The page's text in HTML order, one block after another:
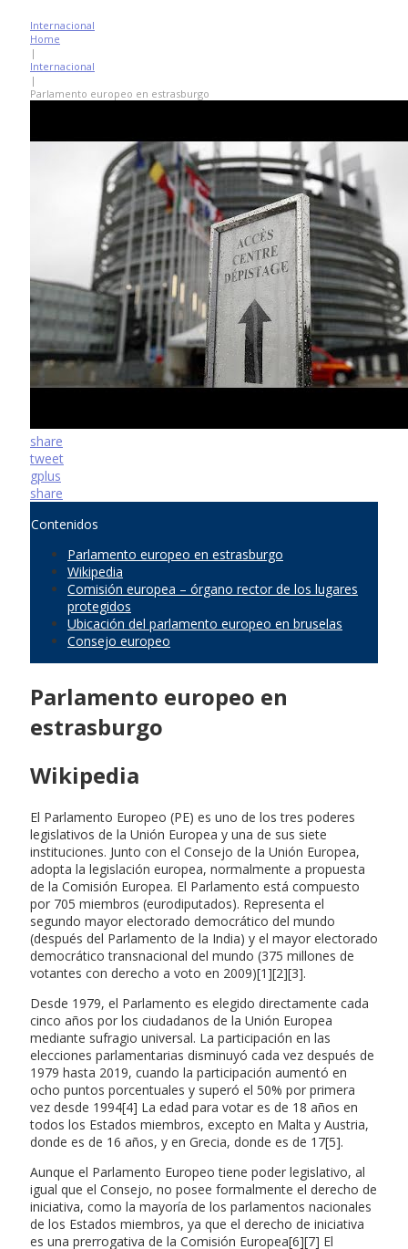
Internacional
Home
|
Internacional
|
Parlamento europeo en estrasburgo
share
tweet
gplus
share
Contenidos
Parlamento europeo en estrasburgo
Wikipedia
Comisión europea – órgano rector de los lugares
protegidos
Ubicación del parlamento europeo en bruselas
Consejo europeo
Parlamento europeo en
estrasburgo
Wikipedia
El Parlamento Europeo (PE) es uno de los tres poderes
legislativos de la Unión Europea y una de sus siete
instituciones. Junto con el Consejo de la Unión Europea,
adopta la legislación europea, normalmente a propuesta
de la Comisión Europea. El Parlamento está compuesto
por 705 miembros (eurodiputados). Representa el
segundo mayor electorado democrático del mundo
(después del Parlamento de la India) y el mayor electorado
democrático transnacional del mundo (375 millones de
votantes con derecho a voto en 2009)[1][2][3].
Desde 1979, el Parlamento es elegido directamente cada
cinco años por los ciudadanos de la Unión Europea
mediante sufragio universal. La participación en las
elecciones parlamentarias disminuyó cada vez después de
1979 hasta 2019, cuando la participación aumentó en
ocho puntos porcentuales y superó el 50% por primera
vez desde 1994[4] La edad para votar es de 18 años en
todos los Estados miembros, excepto en Malta y Austria,
donde es de 16 años, y en Grecia, donde es de 17[5].
Aunque el Parlamento Europeo tiene poder legislativo, al
igual que el Consejo, no posee formalmente el derecho de
iniciativa, como la mayoría de los parlamentos nacionales
de los Estados miembros, ya que el derecho de iniciativa
es una prerrogativa de la Comisión Europea[6][7] El